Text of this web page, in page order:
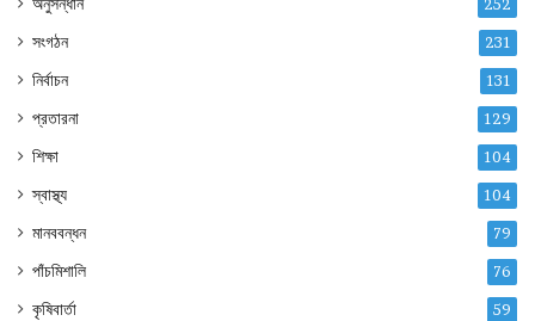
252
সংগঠন 231
নির্বাচন 131
প্রতারনা 129
শিক্ষা 104
স্বাস্থ্য 104
মানববন্ধন 79
পাঁচমিশালি 76
কৃষিবার্তা 59